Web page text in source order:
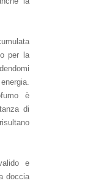
per la
è
di
e
doccia